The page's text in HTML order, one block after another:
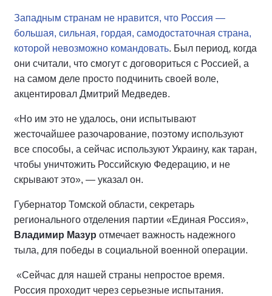
Западным странам не нравится, что Россия —
большая, сильная, гордая, самодостаточная страна,
которой невозможно командовать. Был период, когда
они считали, что смогут с договориться с Россией, а
на самом деле просто подчинить своей воле,
акцентировал Дмитрий Медведев.
«Но им это не удалось, они испытывают
жесточайшее разочарование, поэтому используют
все способы, а сейчас используют Украину, как таран,
чтобы уничтожить Российскую Федерацию, и не
скрывают это», — указал он.
Губернатор Томской области, секретарь
регионального отделения партии «Единая Россия»,
Владимир Мазур отмечает важность надежного
тыла, для победы в социальной военной операции.
«Сейчас для нашей страны непростое время.
Россия проходит через серьезные испытания.